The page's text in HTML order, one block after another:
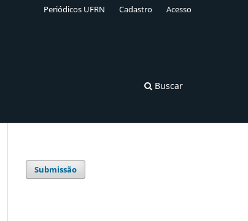
Buscar
Periódicos UFRN Cadastro Acesso
Submissão